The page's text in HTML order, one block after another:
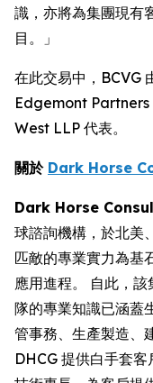
識，亦將為集團現有
目。」
在此交易中，BCVG
Edgemont Partners
West LLP 代表。
關於 Dark Horse
Dark Horse
球諮詢機構，於北美
匹敵的專業實力為基
應用進程。 自此，
隊的專業知識已涵蓋
管事務、生產製造、
DHCG 提供白手套